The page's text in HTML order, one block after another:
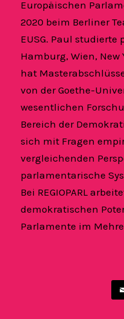
Europäischen
2020 beim Berliner
EUSG. Paul studierte
Hamburg, Wien, New
hat
von der Goethe-
wesentlichen
Bereich der
sich mit Fragen
vergleichenden
parlamentarische
Bei REGIOPARL
demokratischen
Parlamente im